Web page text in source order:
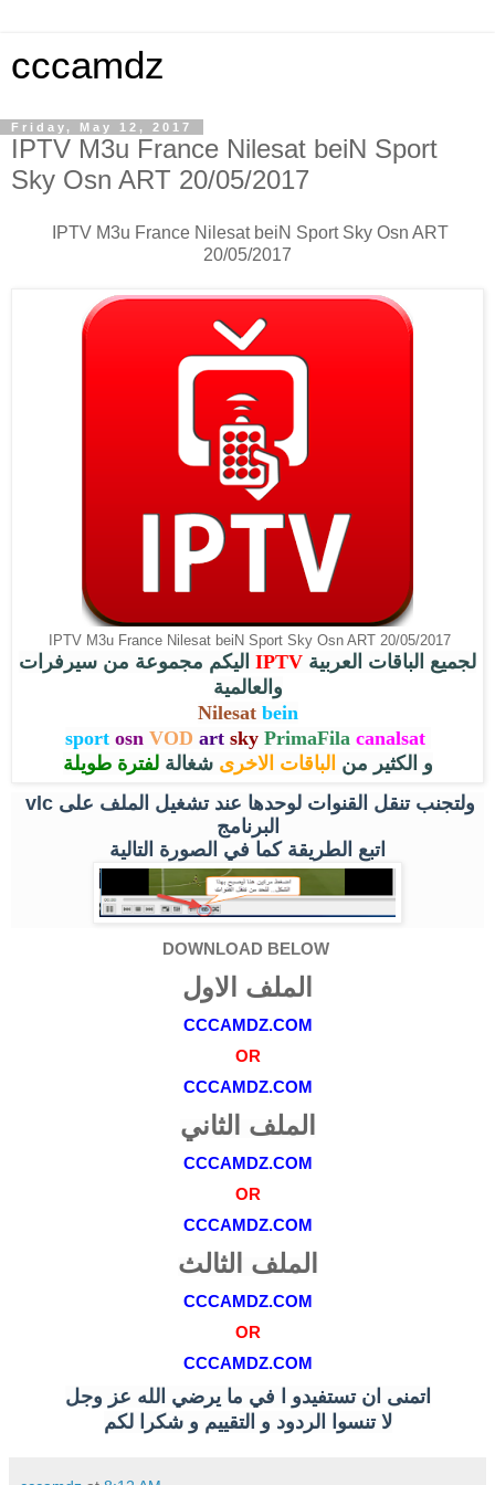
cccamdz
Friday, May 12, 2017
IPTV M3u France Nilesat beiN Sport
Sky Osn ART 20/05/2017
IPTV M3u France Nilesat beiN Sport Sky Osn ART
20/05/2017
IPTV M3u France Nilesat beiN Sport Sky Osn ART 20/05/2017
IPTV لجميع الباقات العربية
والعالمية
Nilesat bein
sport osn VOD art sky PrimaFila canalsat
و الكثير من الباقات الاخرى شغالة لفترة طويلة
vlc ولتجنب تنقل القنوات لوحدها عند تشغيل الملف على
البرنامج
اتبع الطريقة كما في الصورة التالية
DOWNLOAD BELOW
الملف الاول
CCCAMDZ.COM
OR
CCCAMDZ.COM
الملف الثاني
CCCAMDZ.COM
OR
CCCAMDZ.COM
الملف الثالث
CCCAMDZ.COM
OR
CCCAMDZ.COM
اتمنى ان تستفيدو ا في ما يرضي الله عز وجل
لا تنسوا الردود و التقييم و شكرا لكم